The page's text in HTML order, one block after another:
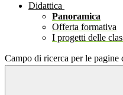
Didattica
Panoramica
Offerta formativa
I progetti delle
Campo di ricerca per le pagine